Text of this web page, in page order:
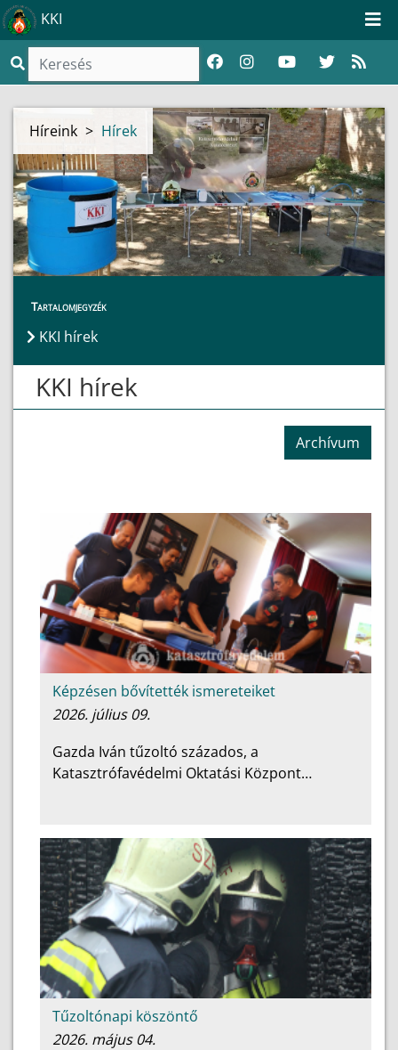
KKI
Híreink > Hírek
Tartalomjegyzék
KKI hírek
KKI hírek
Archívum
Képzésen bővítették ismereteiket
2026. július 09.
Gazda Iván tűzoltó százados, a
Katasztrófavédelmi Oktatási Központ…
Tűzoltónapi köszöntő
2026. május 04.